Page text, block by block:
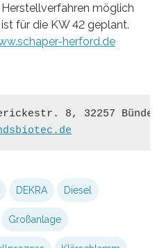
möglich
für die KW 42 geplant.
herford.de
8, 32257
DEKRA Diesel
Großanlage